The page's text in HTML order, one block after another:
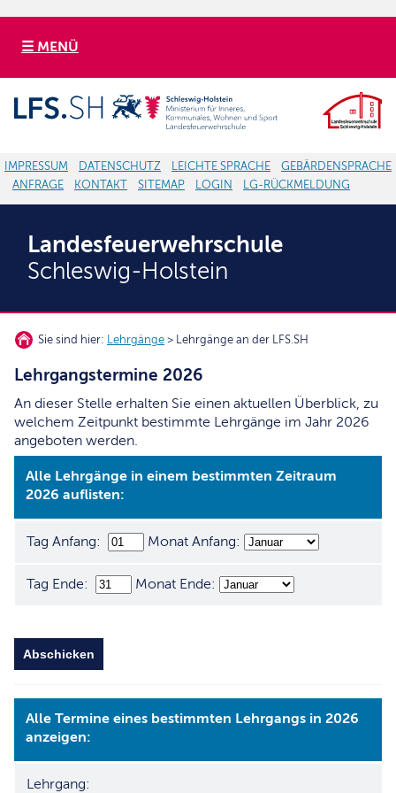
☰ MENÜ
IMPRESSUM DATENSCHUTZ LEICHTE SPRACHE
GEBÄRDENSPRACHE
ANFRAGE
KONTAKT SITEMAP LOGIN LG-RÜCKMELDUNG
Landesfeuerwehrschule
Schleswig-Holstein
Sie sind hier: Lehrgänge > Lehrgänge an der LFS.SH
Lehrgangstermine 2026
An dieser Stelle erhalten Sie einen aktuellen Überblick, zu
welchem Zeitpunkt bestimmte Lehrgänge im Jahr 2026
angeboten werden.
Alle Lehrgänge in einem bestimmten Zeitraum
2026 auflisten:
Tag Anfang: Monat Anfang:
Tag Ende: Monat Ende:
Alle Termine eines bestimmten Lehrgangs in 2026
anzeigen:
Lehrgang: